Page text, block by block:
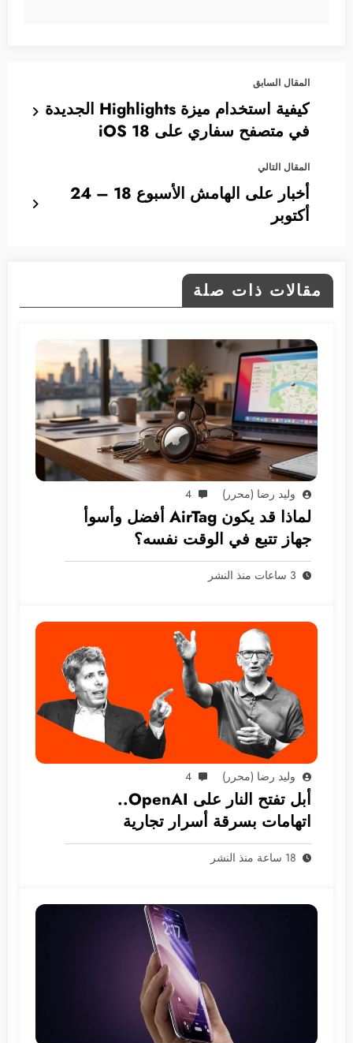
المقال السابق
كيفية استخدام ميزة Highlights الجديدة
في متصفح سفاري على iOS 18
المقال التالي
أخبار على الهامش الأسبوع 18 – 24
أكتوبر
مقالات ذات صلة
وليد رضا (محرر) 4
لماذا قد يكون AirTag أفضل وأسوأ
جهاز تتبع في الوقت نفسه؟
3 ساعات منذ النشر
وليد رضا (محرر) 4
أبل تفتح النار على OpenAI..
اتهامات بسرقة أسرار تجارية
18 ساعة منذ النشر